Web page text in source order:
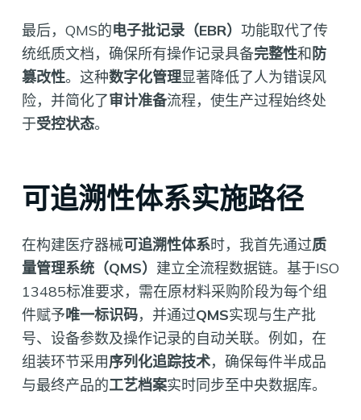
最后，QMS的电子批记录（EBR） 功能取代了传
统纸质文档，确保所有操作记录具备完整性和防
篡改性。这种数字化管理显著降低了人为错误风
险，并简化了审计准备流程，使生产过程始终处
于受控状态。
可追溯性体系实施路径
在构建医疗器械可追溯性体系时，我首先通过质
量管理系统（QMS） 建立全流程数据链。基于ISO
13485标准要求，需在原材料采购阶段为每个组
件赋予唯一标识码，并通过QMS实现与生产批
号、设备参数及操作记录的自动关联。例如，在
组装环节采用序列化追踪技术，确保每件半成品
与最终产品的工艺档案实时同步至中央数据库。